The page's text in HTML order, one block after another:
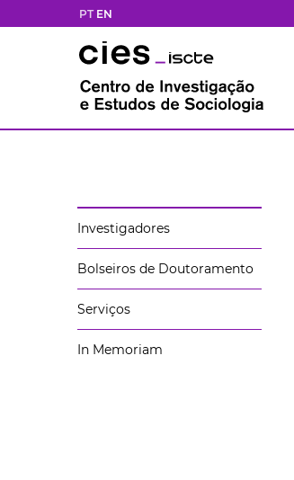
PT EN
Investigadores
Bolseiros de Doutoramento
Serviços
In Memoriam